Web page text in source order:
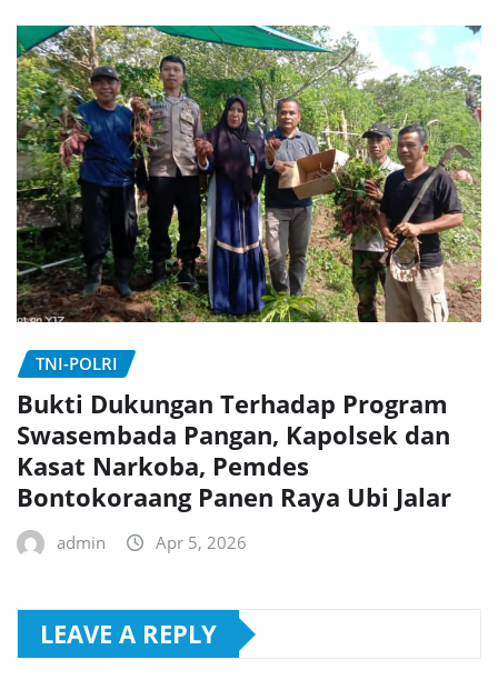
TNI-POLRI
Bukti Dukungan Terhadap Program
Swasembada Pangan, Kapolsek dan
Kasat Narkoba, Pemdes
Bontokoraang Panen Raya Ubi Jalar
admin Apr 5, 2026
LEAVE A REPLY